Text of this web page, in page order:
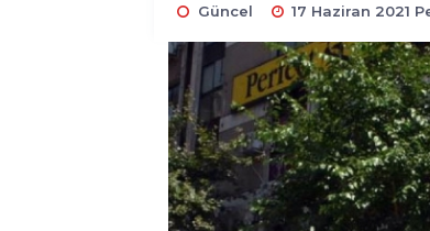
Güncel 17 Haziran 2021